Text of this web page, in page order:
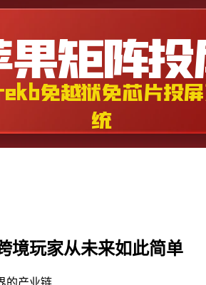
境玩家从未来如此简单